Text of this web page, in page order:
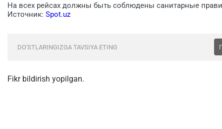
На всех рейсах должны быть соблюдены санитарные
Источник: Spot.uz
DO'STLARINGIZGA TAVSIYA ETING
Fikr bildirish yopilgan.